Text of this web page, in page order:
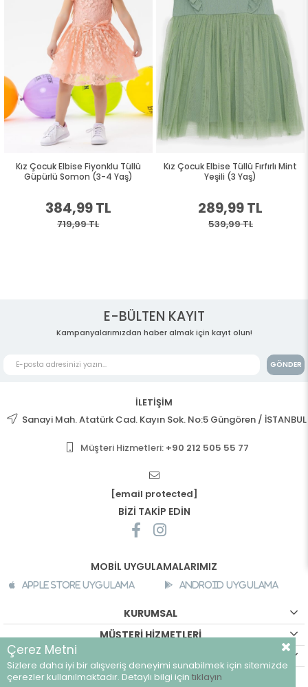
Kız Çocuk Elbise Fiyonklu Tüllü
Güpürlü Somon (3-4 Yaş)
384,99 TL
719,99 TL
Kız Çocuk Elbise Tüllü Fırfırlı Mint
Yeşili (3 Yaş)
289,99 TL
539,99 TL
E-BÜLTEN KAYIT
Kampanyalarımızdan haber almak için kayıt olun!
GÖNDER
İLETİŞİM
Sanayi Mah. Atatürk Cad. Kayın Sok. No:5 Güngören / İSTANBUL
Müşteri Hizmetleri: +90 212 505 55 77
[email protected]
BİZİ TAKİP EDİN
MOBİL UYGULAMALARIMIZ
Apple Store Uygulama Android Uygulama
KURUMSAL
MÜŞTERİ HİZMETLERİ
©breeze.com.tr - Tüm hakları saklıdır.
Çerez Metni
Sizlere daha iyi bir alışveriş deneyimi sunabilmek için sitemizde
çerezler kullanılmaktadır. Detaylı bilgi için tıklayın